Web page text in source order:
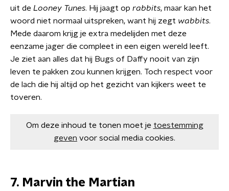
uit de Looney Tunes. Hij jaagt op rabbits, maar kan het
woord niet normaal uitspreken, want hij zegt wabbits.
Mede daarom krijg je extra medelijden met deze
eenzame jager die compleet in een eigen wereld leeft.
Je ziet aan alles dat hij Bugs of Daffy nooit van zijn
leven te pakken zou kunnen krijgen. Toch respect voor
de lach die hij altijd op het gezicht van kijkers weet te
toveren.
Om deze inhoud te tonen moet je toestemming
geven voor social media cookies.
7. Marvin the Martian